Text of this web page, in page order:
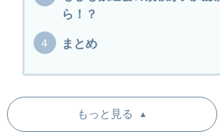
ら！？
まとめ
もっと見る ▼